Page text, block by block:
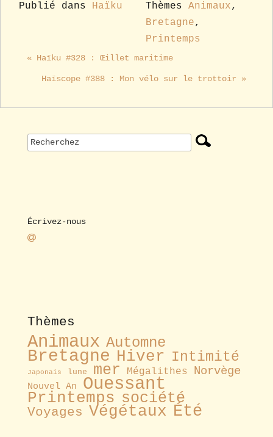
Publié dans Haïku Thèmes Animaux,
Bretagne,
Printemps
« Haïku #328 : Œillet maritime
Haïscope #388 : Mon vélo sur le trottoir »
Écrivez-nous
Thèmes
Animaux Automne
Bretagne Hiver Intimité
Japonais lune mer Mégalithes Norvège
Nouvel An Ouessant
Printemps société
Voyages Végétaux Été